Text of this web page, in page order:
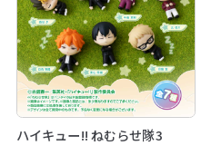
ハイキュー!! ねむらせ隊3